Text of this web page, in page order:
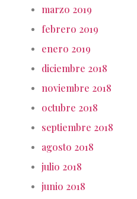
marzo 2019
febrero 2019
enero 2019
diciembre 2018
noviembre 2018
octubre 2018
septiembre 2018
agosto 2018
julio 2018
junio 2018